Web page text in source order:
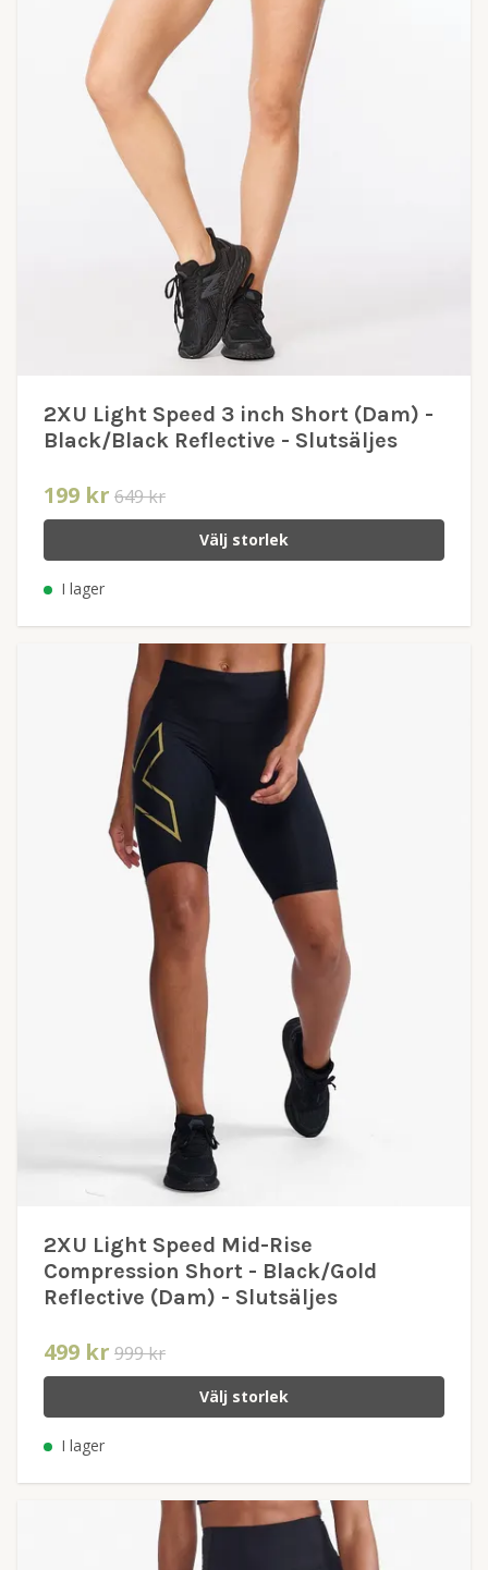
2XU Light Speed 3 inch Short (Dam) -
Black/Black Reflective - Slutsäljes
199 kr 649 kr
Välj storlek
I lager
2XU Light Speed Mid-Rise
Compression Short - Black/Gold
Reflective (Dam) - Slutsäljes
499 kr 999 kr
Välj storlek
I lager